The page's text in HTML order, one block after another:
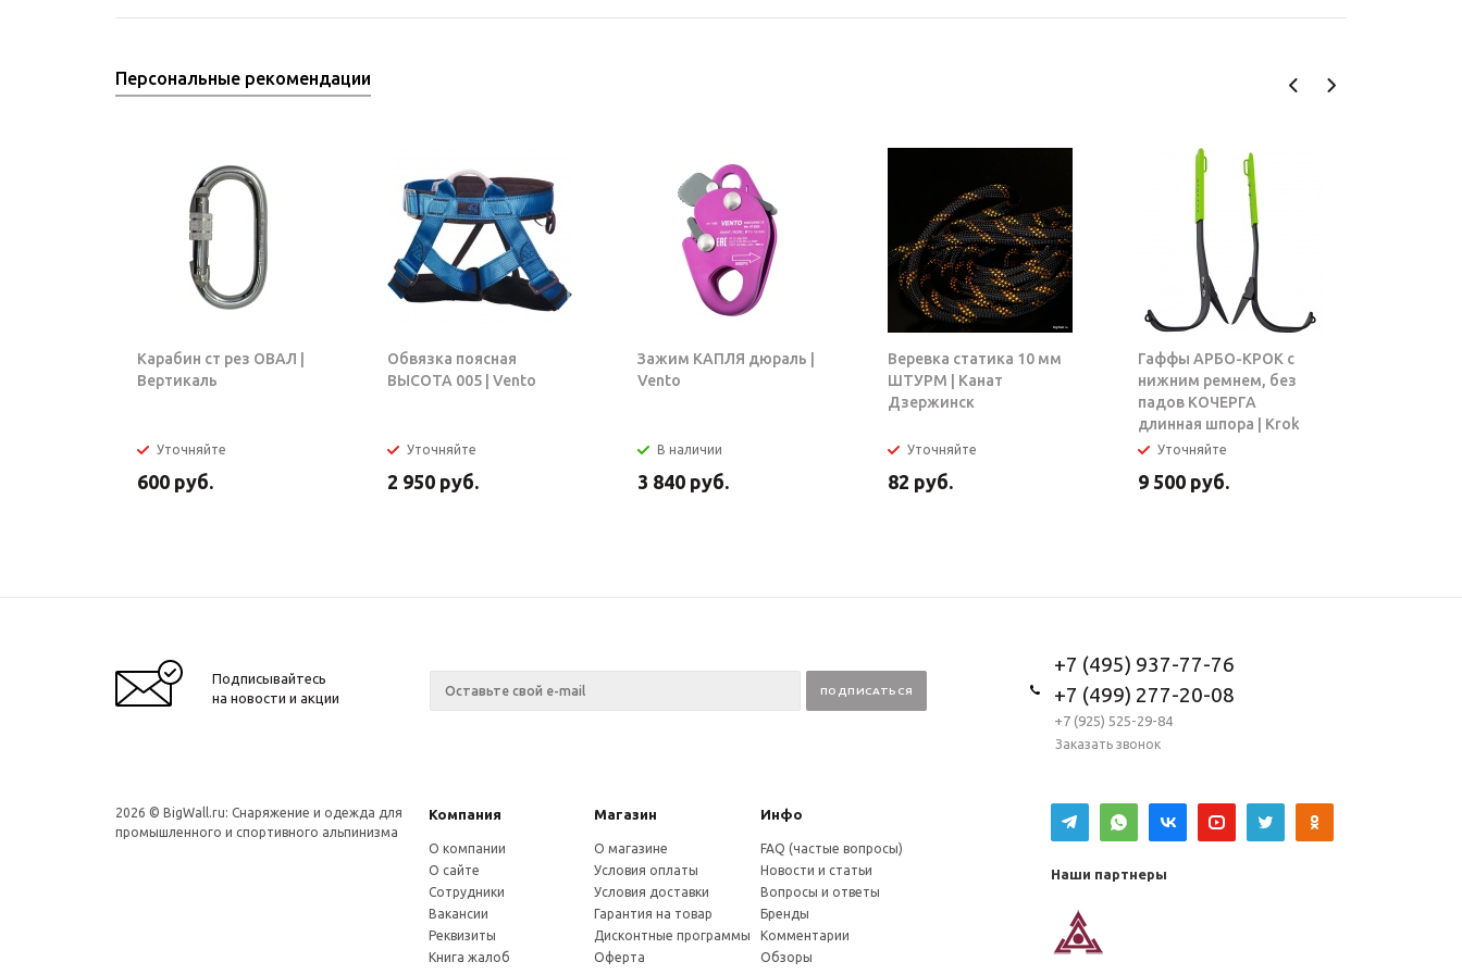
Персональные рекомендации
Карабин ст рез ОВАЛ |
Вертикаль
Уточняйте
600 руб.
Обвязка поясная
ВЫСОТА 005 | Vento
Уточняйте
2 950 руб.
Зажим КАПЛЯ дюраль |
Vento
В наличии
3 840 руб.
Веревка статика 10 мм
ШТУРМ | Канат
Дзержинск
Уточняйте
82 руб.
Гаффы АРБО-КРОК с
нижним ремнем, без
падов КОЧЕРГА
длинная шпора | Krok
Уточняйте
9 500 руб.
Подписывайтесь
на новости и акции
+7 (495) 937-77-76
+7 (499) 277-20-08
+7 (925) 525-29-84
Заказать звонок
2026 © BigWall.ru: Снаряжение и одежда для
промышленного и спортивного альпинизма
Компания Магазин Инфо
О компании
О сайте
Сотрудники
Вакансии
Реквизиты
Книга жалоб
О магазине
Условия оплаты
Условия доставки
Гарантия на товар
Дисконтные программы
Оферта
FAQ (частые вопросы)
Новости и статьи
Вопросы и ответы
Бренды
Комментарии
Обзоры
Наши партнеры